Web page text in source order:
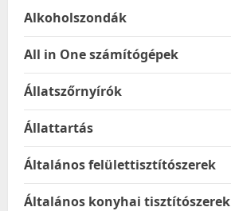
Alkoholszondák
All in One számítógépek
Állatszőrnyírók
Állattartás
Általános felülettisztítószerek
Általános konyhai tisztítószerek